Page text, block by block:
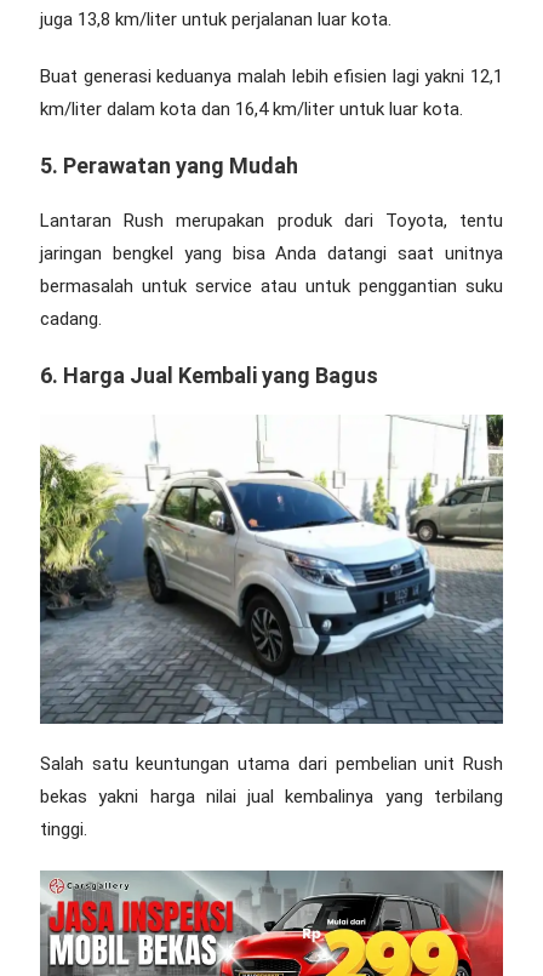
juga 13,8 km/liter untuk perjalanan luar kota.
Buat generasi keduanya malah lebih efisien lagi yakni 12,1
km/liter dalam kota dan 16,4 km/liter untuk luar kota.
5. Perawatan yang Mudah
Lantaran Rush merupakan produk dari Toyota, tentu
jaringan bengkel yang bisa Anda datangi saat unitnya
bermasalah untuk service atau untuk penggantian suku
cadang.
6. Harga Jual Kembali yang Bagus
Salah satu keuntungan utama dari pembelian unit Rush
bekas yakni harga nilai jual kembalinya yang terbilang
tinggi.